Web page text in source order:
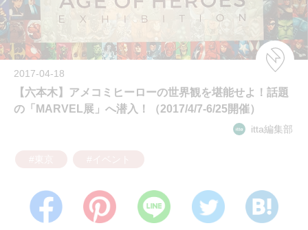
2017-04-18
【六本木】アメコミヒーローの世界観を堪能せよ！話題
の「MARVEL展」へ潜入！（2017/4/7-6/25開催）
itta編集部